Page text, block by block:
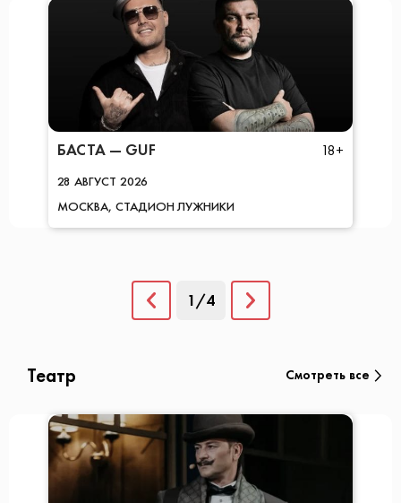
БАСТА — GUF 18+
28 АВГУСТ 2026
МОСКВА СТАДИОН ЛУЖНИКИ
1/4
Театр Смотреть все